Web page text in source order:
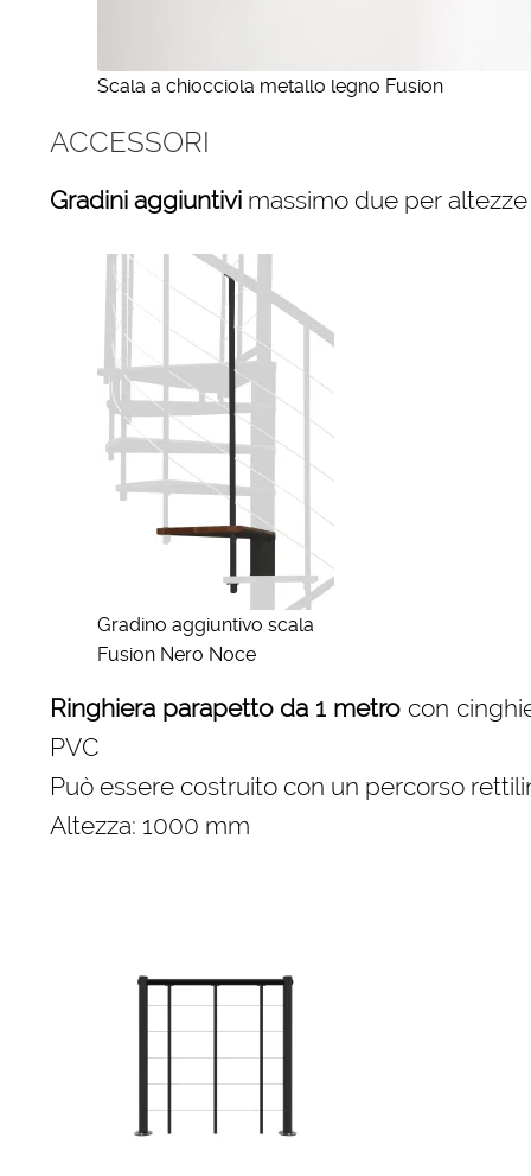
Scala a chiocciola metallo legno Fusion
ACCESSORI
Gradini aggiuntivimassimo due per altezze
Gradino aggiuntivo scala
Fusion Nero Noce
Ringhiera parapetto da 1 metrocon
PVC
Può essere costruito con un percorso
Altezza: 1000 mm